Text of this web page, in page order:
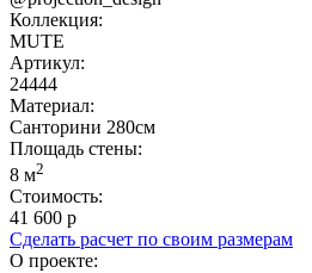
Коллекция:
MUTE
Артикул:
24444
Материал:
Санторини 280см
Площадь cтены:
8 м2
Стоимость:
41 600 р
Сделать расчет по своим размерам
О проекте: